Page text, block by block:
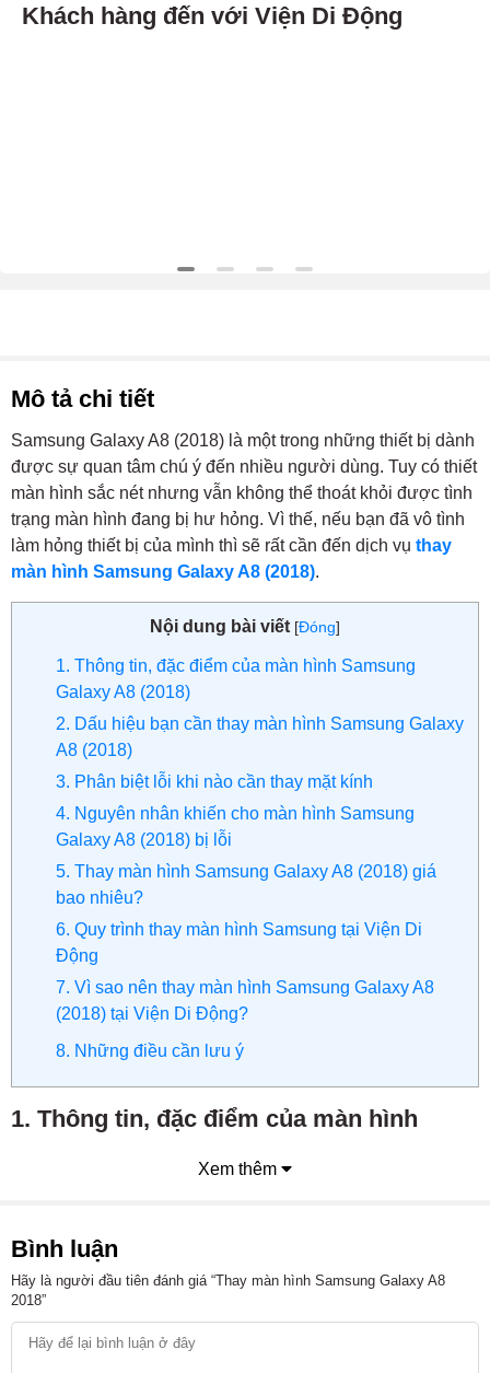
Khách hàng đến với Viện Di Động
Mô tả chi tiết
Samsung Galaxy A8 (2018) là một trong những thiết bị dành
được sự quan tâm chú ý đến nhiều người dùng. Tuy có thiết
màn hình sắc nét nhưng vẫn không thể thoát khỏi được tình
trạng màn hình đang bị hư hỏng. Vì thế, nếu bạn đã vô tình
làm hỏng thiết bị của mình thì sẽ rất cần đến dịch vụ thay
màn hình Samsung Galaxy A8 (2018).
Nội dung bài viết [Đóng]
1. Thông tin, đặc điểm của màn hình Samsung
Galaxy A8 (2018)
2. Dấu hiệu bạn cần thay màn hình Samsung Galaxy
A8 (2018)
3. Phân biệt lỗi khi nào cần thay mặt kính
4. Nguyên nhân khiến cho màn hình Samsung
Galaxy A8 (2018) bị lỗi
5. Thay màn hình Samsung Galaxy A8 (2018) giá
bao nhiêu?
6. Quy trình thay màn hình Samsung tại Viện Di
Động
7. Vì sao nên thay màn hình Samsung Galaxy A8
(2018) tại Viện Di Động?
8. Những điều cần lưu ý
1. Thông tin, đặc điểm của màn hình
Samsung Galaxy A8 (2018)
AMOLEDcó kích thước
giảiFullHD. Do đó, phần hiển thị luôn có chất lượng sắc
nét, màu sắc rực rỡ cùng với cường độ ánh sáng cao.
Xem thêm
Bình luận
Hãy là người đầu tiên đánh giá “Thay màn hình Samsung Galaxy A8
2018”